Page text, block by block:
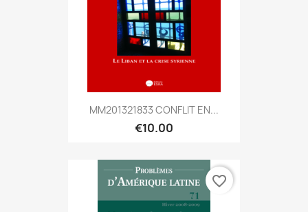
MM201321833 CONFLIT EN...
€10.00
favorite_border